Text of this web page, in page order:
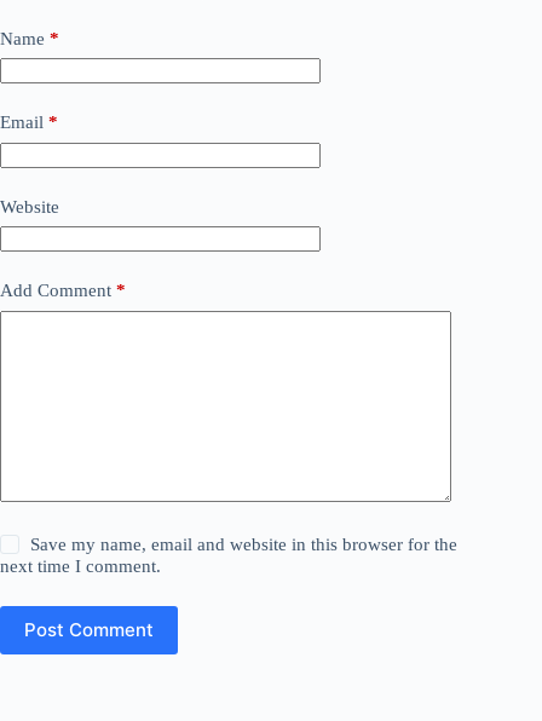
Name *
Email *
Website
Add Comment *
Save my name, email and website in this browser for the
next time I comment.
Post Comment